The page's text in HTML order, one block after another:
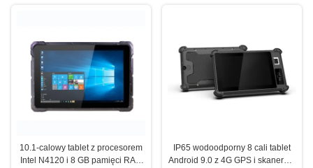
10.1-calowy tablet z procesorem
Intel N4120 i 8 GB pamięci RAM
IP65 wodoodporny 8 cali tablet
Android 9.0 z 4G GPS i skanerem